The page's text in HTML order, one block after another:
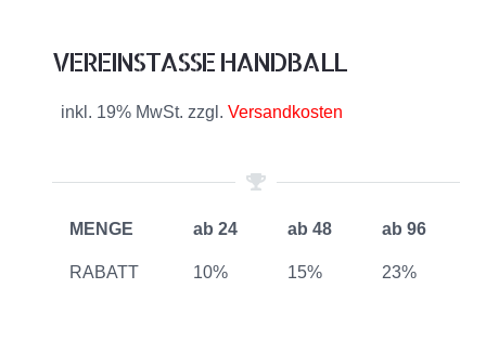
VEREINSTASSE HANDBALL
inkl. 19% MwSt. zzgl. Versandkosten
MENGE ab 24 ab 48 ab 96
RABATT 10% 15% 23%